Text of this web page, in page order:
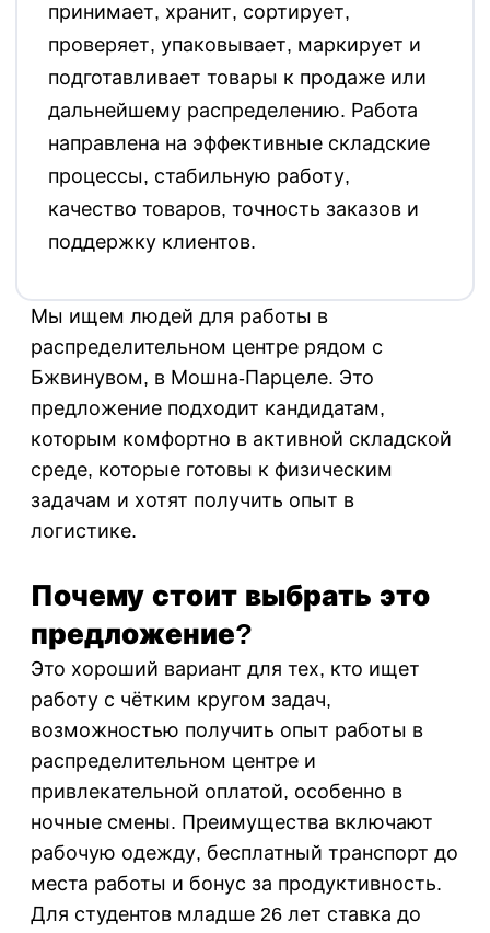
принимает, хранит, сортирует,
проверяет, упаковывает, маркирует и
подготавливает товары к продаже или
дальнейшему распределению. Работа
направлена на эффективные складские
процессы, стабильную работу,
качество товаров, точность заказов и
поддержку клиентов.
Мы ищем людей для работы в
распределительном центре рядом с
Бжвинувом, в Мошна-Парцеле. Это
предложение подходит кандидатам,
которым комфортно в активной складской
среде, которые готовы к физическим
задачам и хотят получить опыт в
логистике.
Почему стоит выбрать это
предложение?
Это хороший вариант для тех, кто ищет
работу с чётким кругом задач,
возможностью получить опыт работы в
распределительном центре и
привлекательной оплатой, особенно в
ночные смены. Преимущества включают
рабочую одежду, бесплатный транспорт до
места работы и бонус за продуктивность.
Для студентов младше 26 лет ставка до